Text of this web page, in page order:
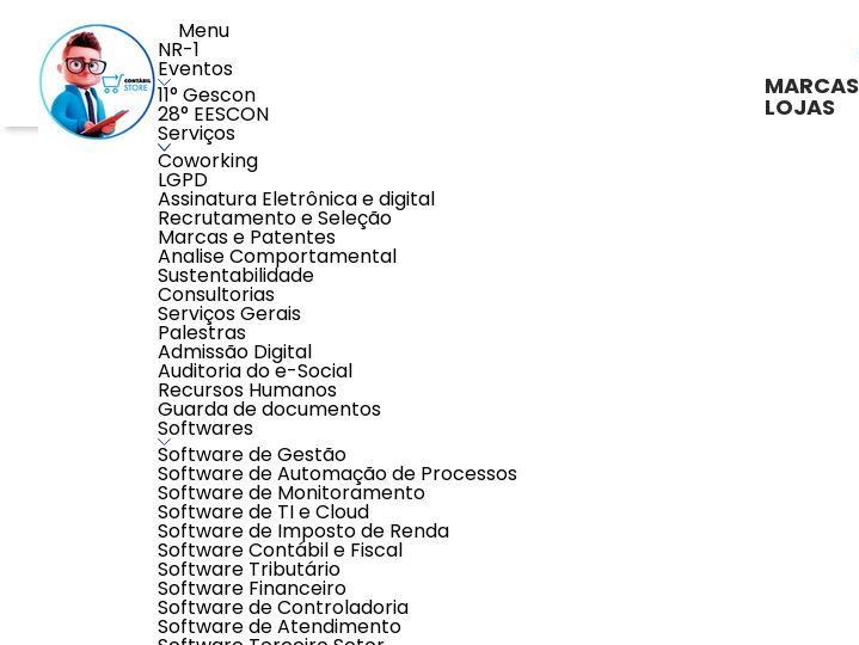
Menu
NR-1
Eventos
11° Gescon
28° EESCON
Serviços
Coworking
LGPD
Assinatura Eletrônica e digital
Recrutamento e Seleção
Marcas e Patentes
Analise Comportamental
Sustentabilidade
Consultorias
Serviços Gerais
Palestras
Admissão Digital
Auditoria do e-Social
Recursos Humanos
Guarda de documentos
Softwares
Software de Gestão
Software de Automação de Processos
Software de Monitoramento
Software de TI e Cloud
Software de Imposto de Renda
Software Contábil e Fiscal
Software Tributário
Software Financeiro
Software de Controladoria
Software de Atendimento
MARCAS
LOJAS
Home > Educação >